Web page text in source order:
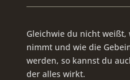
Gleichwie du nicht weißt,
nimmt und wie die
werden, so kannst du
der alles wirkt.